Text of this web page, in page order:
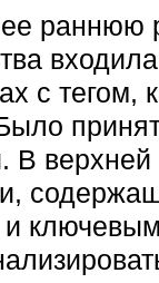
раннюю
с тегом,
В верхней